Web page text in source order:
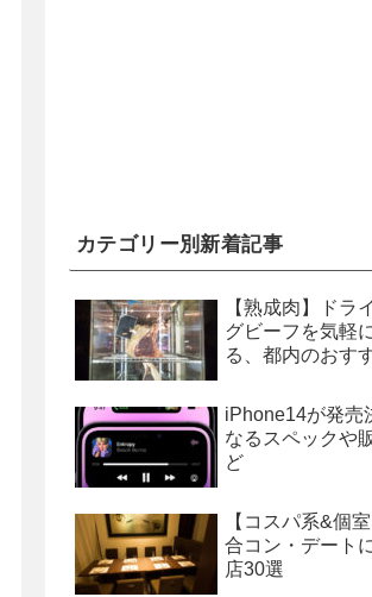
カテゴリー別新着記事
【熟成肉】ドラ
グビーフを気軽
る、都内のおす
iPhone14が発売
なるスペックや
ど
【コスパ系&個
合コン・デート
店30選